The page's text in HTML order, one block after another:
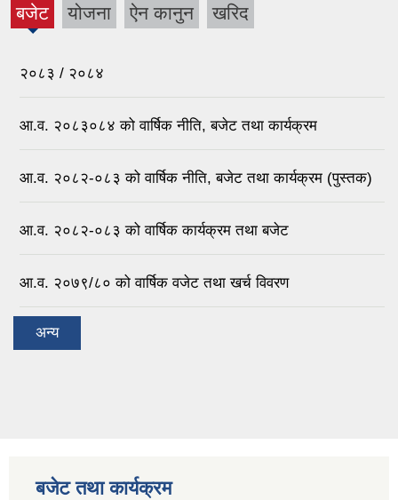
बजेट
(active
योजना ऐन कानुन खरिद
२०८३ / २०८४
आ.व. २०८३०८४ को वार्षिक नीति, बजेट तथा कार्यक्रम
आ.व. २०८२-०८३ को वार्षिक नीति, बजेट तथा कार्यक्रम (पुस्तक)
आ.व. २०८२-०८३ को वार्षिक कार्यक्रम तथा बजेट
आ.व. २०७९/८० को वार्षिक वजेट तथा खर्च विवरण
अन्य
बजेट तथा कार्यक्रम